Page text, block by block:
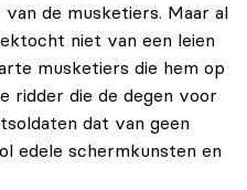
de musketiers. Maar al
niet van een leien
musketiers die hem op
ridder die de degen voor
dat van geen
edele schermkunsten en